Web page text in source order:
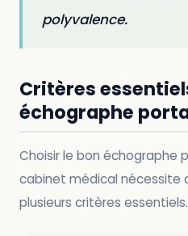
polyvalence.
Critères
échographe
Choisir le bon échographe
cabinet médical nécessite
plusieurs critères essentiels.